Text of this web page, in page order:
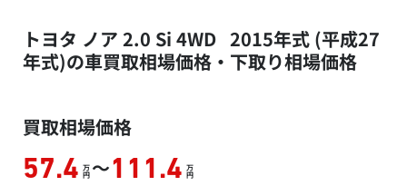
トヨタ ノア 2.0 Si 4WD 2015年式 (平成27
年式)の車買取相場価格・下取り相場価格
買取相場価格
57.4 万
円 ～111.4 万
円